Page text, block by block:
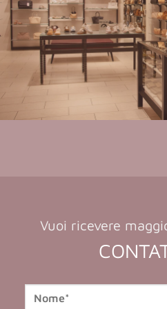
Vuoi ricevere